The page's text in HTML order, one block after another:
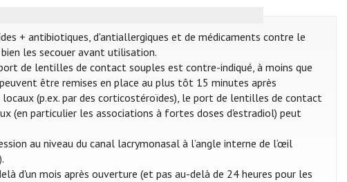
+ antibiotiques, d'antiallergiques et de médicaments contre le
les secouer avant utilisation.
de lentilles de contact souples est contre-indiqué, à moins que
être remises en place au plus tôt 15 minutes après
(p.ex. par des corticostéroïdes), le port de lentilles de contact
(en particulier les associations à fortes doses d'estradiol) peut
au niveau du canal lacrymonasal à l’angle interne de l’œil
d'un mois après ouverture (et pas au-delà de 24 heures pour les